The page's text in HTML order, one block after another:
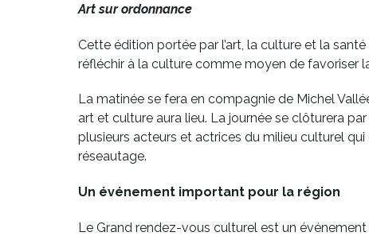
Art sur ordonnance
Cette édition portée par l’art, la culture et la
réfléchir à la culture comme moyen de favoriser
La matinée se fera en compagnie de Michel
art et culture aura lieu. La journée se clôturera
plusieurs acteurs et actrices du milieu culturel
réseautage.
Un événement important pour la région
Le Grand rendez-vous culturel est un